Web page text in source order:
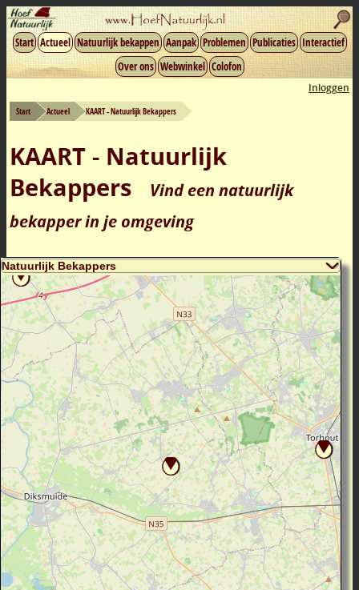
Start Actueel Natuurlijk bekappen Aanpak Problemen Publicaties Interactief
Over ons Webwinkel Colofon
Inloggen
Start Actueel KAART - Natuurlijk Bekappers
KAART - Natuurlijk
Bekappers
Vind een natuurlijk
bekapper in je omgeving